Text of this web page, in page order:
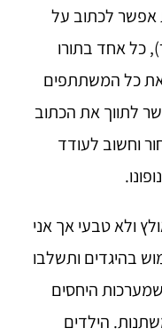
אפשר לכתוב על
כל אחד בתורו
את כל המשתתפים
לתווך את הכתוב
וחשוב לעודד
ולא טבעי אך אני
בהיגדים ותשלבו
היחסים
הילדים